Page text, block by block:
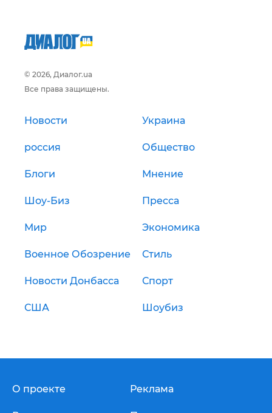
© 2026, Диалог.ua
Все права защищены.
Новости Украина
россия Общество
Блоги Мнение
Шоу-Биз Пресса
Мир Экономика
Военное Обозрение Стиль
Новости Донбасса Спорт
США Шоубиз
О проекте Реклама